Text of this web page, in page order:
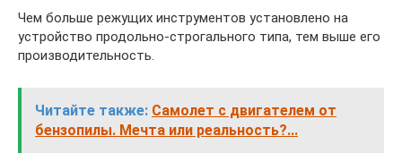
Чем больше режущих инструментов установлено на
устройство продольно-строгального типа, тем выше его
производительность.
Читайте также: Самолет с двигателем от
бензопилы. Мечта или реальность?...